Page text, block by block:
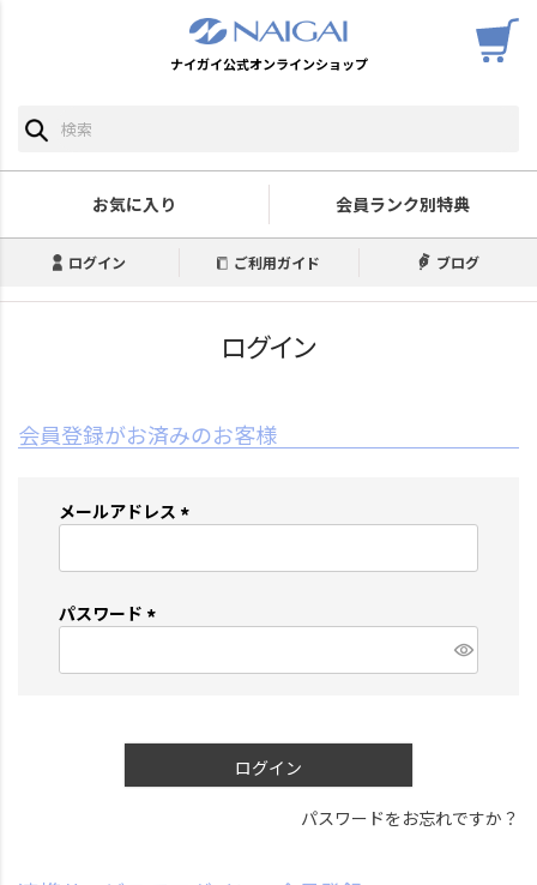
ナイガイ公式オンラインショップ
お気に入り 会員ランク別特典
ログイン ご利用ガイド ブログ
ログイン
会員登録がお済みのお客様
メールアドレス
必
パスワード
必
ログイン
パスワードをお忘れですか？